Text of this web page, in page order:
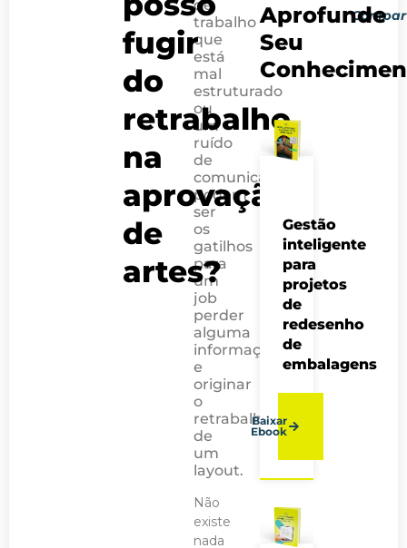
fugir
do
retrabalho
na
aprovação
de
artes?
de
trabalho
que
está
mal
estruturado
ou
um
ruído
de
comunicação
podem
ser
os
gatilhos
para
um
job
perder
alguma
informação
e
originar
o
retrabalho
de
um
layout.
Não
existe
nada
Aprofunde
Seu
Gestão
inteligente
para
projetos
de
redesenho
de
embalagens
Baixar
Ebook
8 dicas para
5 práticas de